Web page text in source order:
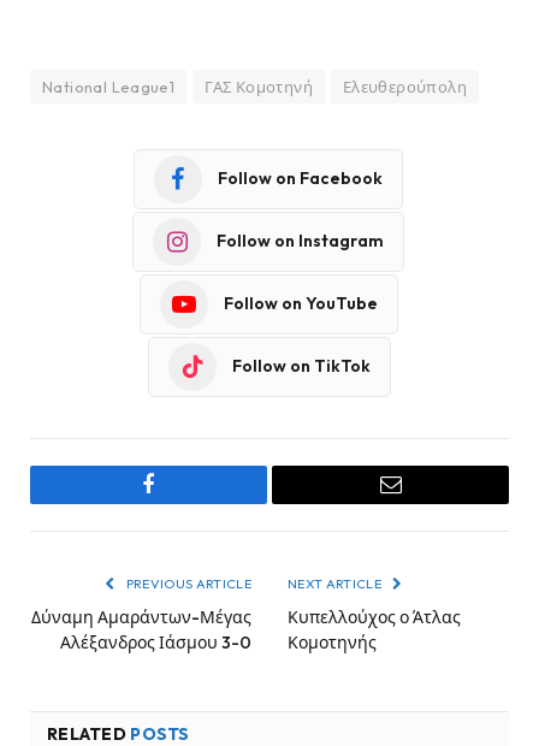
National League1 ΓΑΣ Κομοτηνή Ελευθερούπολη
Follow on Facebook
Follow on Instagram
Follow on YouTube
Follow on TikTok
Facebook Email
PREVIOUS ARTICLE
Δύναμη Αμαράντων-Μέγας
Αλέξανδρος Ιάσμου 3-0
NEXT ARTICLE
Κυπελλούχος ο Άτλας
Κομοτηνής
RELATED POSTS